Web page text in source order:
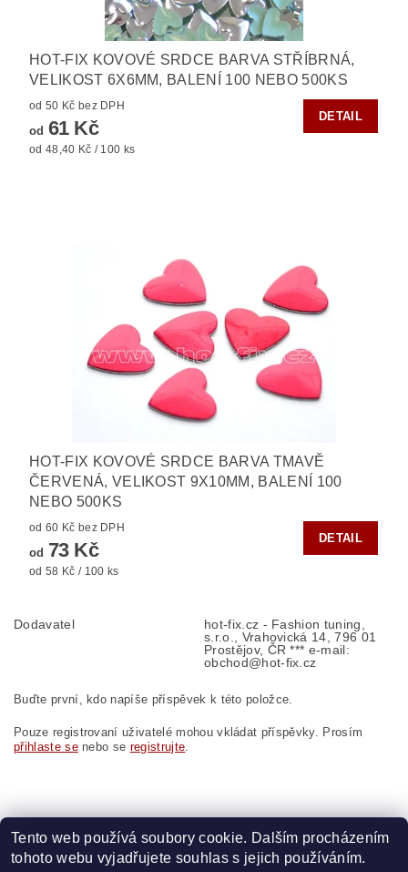
HOT-FIX KOVOVÉ SRDCE BARVA STŘÍBRNÁ,
VELIKOST 6X6MM, BALENÍ 100 NEBO 500KS
od 50 Kč bez DPH
od 61 Kč
od 48,40 Kč / 100 ks
DETAIL
HOT-FIX KOVOVÉ SRDCE BARVA TMAVĚ
ČERVENÁ, VELIKOST 9X10MM, BALENÍ 100
NEBO 500KS
od 60 Kč bez DPH
od 73 Kč
od 58 Kč / 100 ks
DETAIL
Dodavatel
hot-fix.cz - Fashion tuning,
s.r.o., Vrahovická 14, 796 01
Prostějov, ČR *** e-mail:
obchod@hot-fix.cz
Buďte první, kdo napíše příspěvek k této položce.
Pouze registrovaní uživatelé mohou vkládat příspěvky. Prosím
přihlaste senebo se registrujte.
Zboží.cz | Heureka.cz | Vyšívací.cz | Crystalstyle.cz
Tento web používá soubory cookie. Dalším procházením
tohoto webu vyjadřujete souhlas s jejich používáním.